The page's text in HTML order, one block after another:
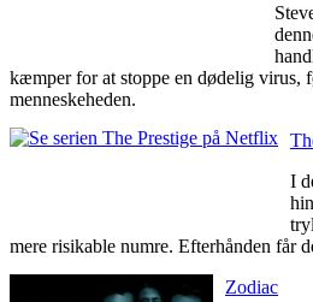
kæmper for at stoppe en dødelig virus,
menneskeheden.
I
mere risikable numre. Efterhånden får
Zodiac